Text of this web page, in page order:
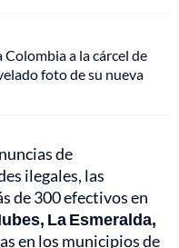
Colombia a la cárcel de
foto de su nueva
de
ilegales, las
de 300 efectivos en
La Esmeralda,
en los municipios de